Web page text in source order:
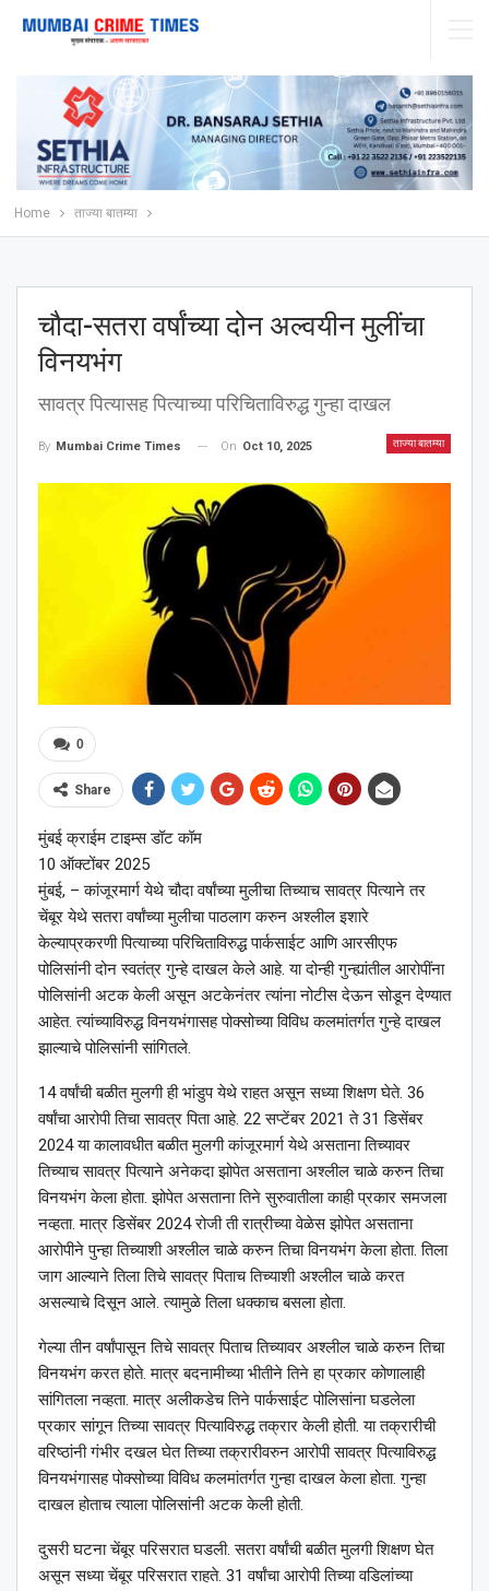
Home ताज्या बातम्या
चौदा-सतरा वर्षांच्या दोन अल्वयीन मुलींचा
विनयभंग
सावत्र पित्यासह पित्याच्या परिचिताविरुद्ध गुन्हा दाखल
ताज्या बातम्या
By Mumbai Crime Times On Oct 10, 2025
0
Share
मुंबई क्राईम टाइम्स डॉट कॉम
10 ऑक्टोंबर 2025
मुंबई, – कांजूरमार्ग येथे चौदा वर्षांच्या मुलीचा तिच्याच सावत्र पित्याने तर
चेंबूर येथे सतरा वर्षांच्या मुलीचा पाठलाग करुन अश्लील इशारे
केल्याप्रकरणी पित्याच्या परिचिताविरुद्ध पार्कसाईट आणि आरसीएफ
पोलिसांनी दोन स्वतंत्र गुन्हे दाखल केले आहे. या दोन्ही गुन्ह्यांतील आरोपींना
पोलिसांनी अटक केली असून अटकेनंतर त्यांना नोटीस देऊन सोडून देण्यात
आहेत. त्यांच्याविरुद्ध विनयभंगासह पोक्सोच्या विविध कलमांतर्गत गुन्हे दाखल
झाल्याचे पोलिसांनी सांगितले.
14 वर्षांची बळीत मुलगी ही भांडुप येथे राहत असून सध्या शिक्षण घेते. 36
वर्षांचा आरोपी तिचा सावत्र पिता आहे. 22 सप्टेंबर 2021 ते 31 डिसेंबर
2024 या कालावधीत बळीत मुलगी कांजूरमार्ग येथे असताना तिच्यावर
तिच्याच सावत्र पित्याने अनेकदा झोपेत असताना अश्लील चाळे करुन तिचा
विनयभंग केला होता. झोपेत असताना तिने सुरुवातीला काही प्रकार समजला
नव्हता. मात्र डिसेंबर 2024 रोजी ती रात्रीच्या वेळेस झोपेत असताना
आरोपीने पुन्हा तिच्याशी अश्लील चाळे करुन तिचा विनयभंग केला होता. तिला
जाग आल्याने तिला तिचे सावत्र पिताच तिच्याशी अश्लील चाळे करत
असल्याचे दिसून आले. त्यामुळे तिला धक्काच बसला होता.
गेल्या तीन वर्षांपासून तिचे सावत्र पिताच तिच्यावर अश्लील चाळे करुन तिचा
विनयभंग करत होते. मात्र बदनामीच्या भीतीने तिने हा प्रकार कोणालाही
सांगितला नव्हता. मात्र अलीकडेच तिने पार्कसाईट पोलिसांना घडलेला
प्रकार सांगून तिच्या सावत्र पित्याविरुद्ध तक्रार केली होती. या तक्रारीची
वरिष्ठांनी गंभीर दखल घेत तिच्या तक्रारीवरुन आरोपी सावत्र पित्याविरुद्ध
विनयभंगासह पोक्सोच्या विविध कलमांतर्गत गुन्हा दाखल केला होता. गुन्हा
दाखल होताच त्याला पोलिसांनी अटक केली होती.
दुसरी घटना चेंबूर परिसरात घडली. सतरा वर्षांची बळीत मुलगी शिक्षण घेत
असून सध्या चेंबूर परिसरात राहते. 31 वर्षांचा आरोपी तिच्या वडिलांच्या